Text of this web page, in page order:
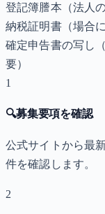
登記簿謄本（法人の
納税証明書（場合
確定申告書の写し
要）
1
🔍募集要項を確認
公式サイトから最
件を確認します。
2